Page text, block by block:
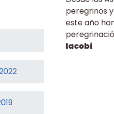
peregrinos
este año
Iacobi.